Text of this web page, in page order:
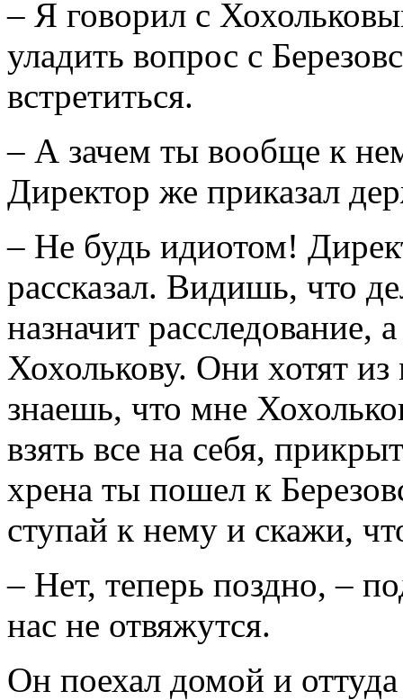
– Я говорил с
уладить вопрос с
встретиться.
– А зачем ты вообще к
Директор же приказал
– Не будь идиотом!
рассказал. Видишь, что
назначит расследование,
Хохолькову. Они хотят
знаешь, что мне
взять все на себя,
хрена ты пошел к
ступай к нему и скажи,
– Нет, теперь поздно, –
нас не отвяжутся.
Он поехал домой и